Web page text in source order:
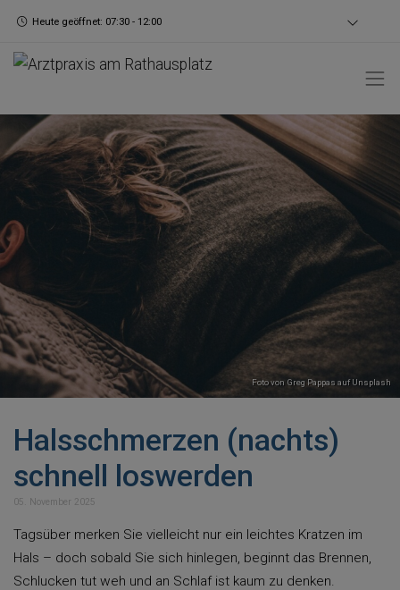
Heute geöffnet: 07:30 - 12:00
Foto von Greg Pappas aufUnsplash
Halsschmerzen (nachts)
schnell loswerden
05. November 2025
Tagsüber merken Sie vielleicht nur ein leichtes Kratzen im
Hals – doch sobald Sie sich hinlegen, beginnt das Brennen,
Schlucken tut weh und an Schlaf ist kaum zu denken.